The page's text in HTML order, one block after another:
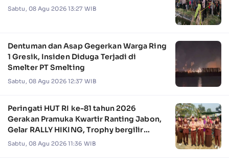
Sabtu, 08 Agu 2026 13:27 WIB
Dentuman dan Asap Gegerkan Warga Ring
1 Gresik, Insiden Diduga Terjadi di
Smelter PT Smelting
Sabtu, 08 Agu 2026 12:37 WIB
Peringati HUT RI ke-81 tahun 2026
Gerakan Pramuka Kwartir Ranting Jabon,
Gelar RALLY HIKING, Trophy bergilir
Camat Jabon
Sabtu, 08 Agu 2026 11:36 WIB